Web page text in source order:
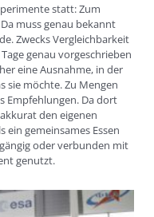
statt: Zum
muss genau bekannt
Zwecks Vergleichbarkeit
genau vorgeschrieben
eine Ausnahme, in der
sie möchte. Zu Mengen
Empfehlungen. Da dort
den eigenen
gemeinsames Essen
oder verbunden mit
genutzt.